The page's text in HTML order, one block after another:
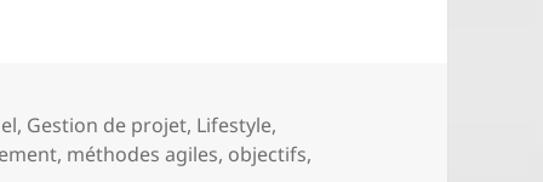
, Gestion de projet, Lifestyle,
, méthodes agiles, objectifs,